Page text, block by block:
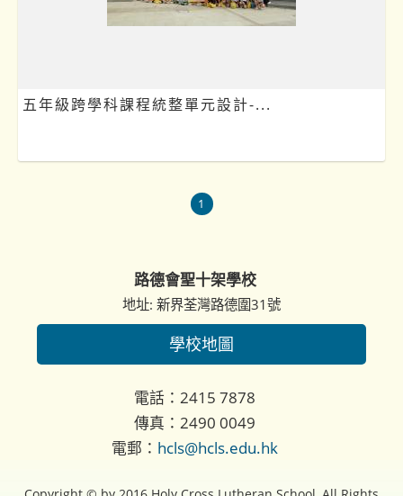
五年級跨學科課程統整單元設計-...
1
路德會聖十架學校
地址: 新界荃灣路德圍31號
學校地圖
電話：2415 7878
傳真：2490 0049
電郵： hcls@hcls.edu.hk